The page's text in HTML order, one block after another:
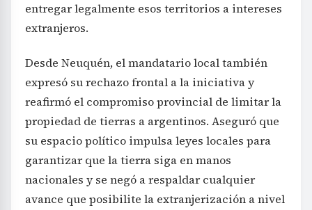
entregar legalmente esos territorios a intereses
extranjeros.
Desde Neuquén, el mandatario local también
expresó su rechazo frontal a la iniciativa y
reafirmó el compromiso provincial de limitar la
propiedad de tierras a argentinos. Aseguró que
su espacio político impulsa leyes locales para
garantizar que la tierra siga en manos
nacionales y se negó a respaldar cualquier
avance que posibilite la extranjerización a nivel